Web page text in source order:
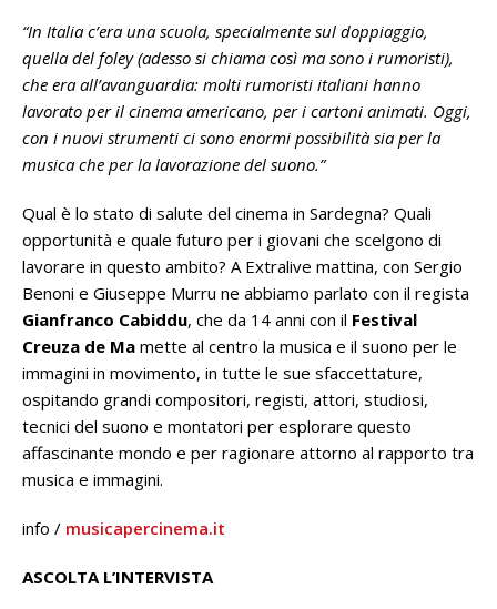
“In Italia c’era una scuola, specialmente sul doppiaggio,
quella del foley (adesso si chiama così ma sono i rumoristi),
che era all’avanguardia: molti rumoristi italiani hanno
lavorato per il cinema americano, per i cartoni animati. Oggi,
con i nuovi strumenti ci sono enormi possibilità sia per la
musica che per la lavorazione del suono.”
Qual è lo stato di salute del cinema in Sardegna? Quali
opportunità e quale futuro per i giovani che scelgono di
lavorare in questo ambito? A Extralive mattina, con Sergio
Benoni e Giuseppe Murru ne abbiamo parlato con il regista
Gianfranco Cabiddu, che da 14 anni con il Festival
Creuza de Ma mette al centro la musica e il suono per le
immagini in movimento, in tutte le sue sfaccettature,
ospitando grandi compositori, registi, attori, studiosi,
tecnici del suono e montatori per esplorare questo
affascinante mondo e per ragionare attorno al rapporto tra
musica e immagini.
info / musicapercinema.it
ASCOLTA L’INTERVISTA